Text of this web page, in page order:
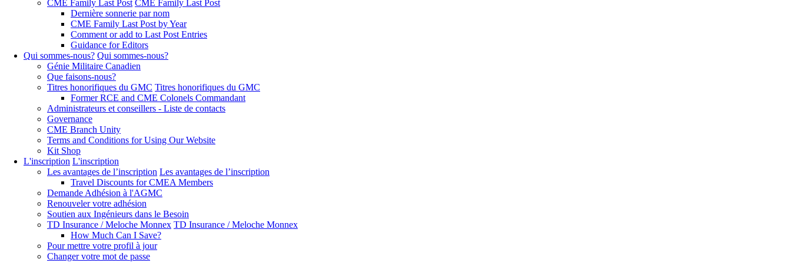
CME Family Last Post CME Family Last Post
Dernière sonnerie par nom
CME Family Last Post by Year
Comment or add to Last Post Entries
Guidance for Editors
Qui sommes-nous? Qui sommes-nous?
Génie Militaire Canadien
Que faisons-nous?
Titres honorifiques du GMC Titres honorifiques du GMC
Former RCE and CME Colonels Commandant
Administrateurs et conseillers - Liste de contacts
Governance
CME Branch Unity
Terms and Conditions for Using Our Website
Kit Shop
L'inscription L'inscription
Les avantages de l’inscription Les avantages de l’inscription
Travel Discounts for CMEA Members
Demande Adhésion à l'AGMC
Renouveler votre adhésion
Soutien aux Ingénieurs dans le Besoin
TD Insurance / Meloche Monnex TD Insurance / Meloche Monnex
How Much Can I Save?
Pour mettre votre profil à jour
Changer votre mot de passe